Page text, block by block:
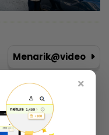
Menarik@video
×